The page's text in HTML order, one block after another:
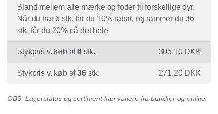
Bland mellem alle mærke og foder til forskellige dyr.
Når du har 6 stk. får du 10% rabat, og rammer du 36
stk. får du 20% på det hele.
Stykpris v. køb af6 stk. 305,10 DKK
Stykpris v. køb af36 stk. 271,20 DKK
OBS: Lagerstatus og sortiment kan variere fra butikker og online.